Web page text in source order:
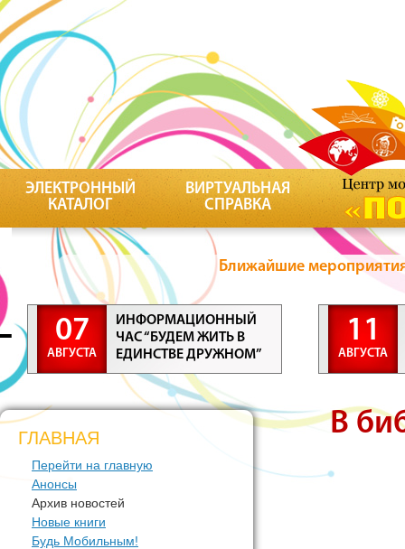
ЭЛЕКТРОННЫЙ
КАТАЛОГ
ВИРТУАЛЬНАЯ
СПРАВКА
Ближайшие
07
АВГУСТА
ИНФОРМАЦИОННЫЙ
ЧАС “БУДЕМ ЖИТЬ В
ЕДИНСТВЕ ДРУЖНОМ”
11
АВГУСТА
ГЛАВНАЯ
Перейти на главную
Анонсы
Архив новостей
Новые книги
Будь Мобильным!
В